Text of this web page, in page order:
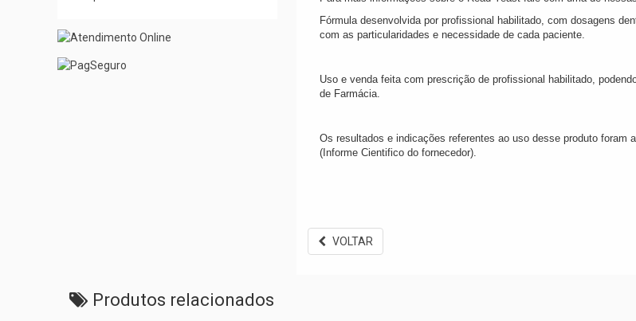
Fórmula desenvolvida por profissional habilitado, com dosagens
com as particularidades e necessidade de cada paciente.
Uso e venda feita com prescrição de profissional habilitado,
de Farmácia.
Os resultados e indicações referentes ao uso desse produto
(Informe Cientifico do fornecedor).
VOLTAR
Produtos relacionados